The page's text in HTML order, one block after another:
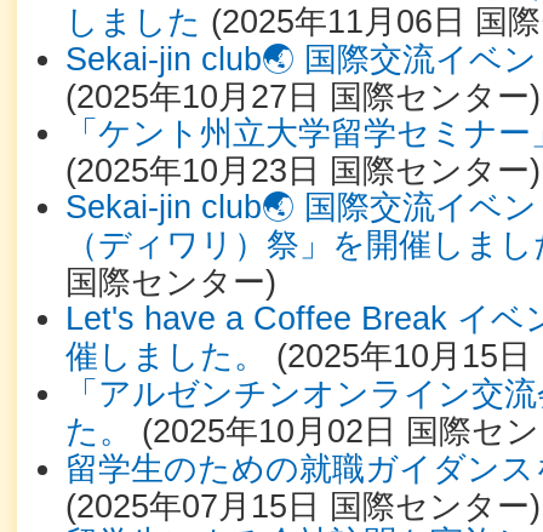
しました (2025年11月06日 国
Sekai-jin club🌏 国際交流イベ
(2025年10月27日 国際センター)
「ケント州立大学留学セミナ
(2025年10月23日 国際センター)
Sekai-jin club🌏 国際交流イベ
（ディワリ）祭」を開催しまし
国際センター)
Let's have a Coffee Break イベ
催しました。
(2025年10月15日
「アルゼンチンオンライン交
た。
(2025年10月02日 国際セ
留学生のための就職ガイダン
(2025年07月15日 国際センター)